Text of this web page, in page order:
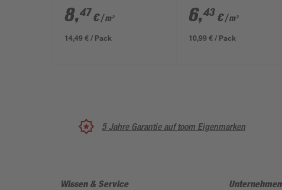
200 x 85,5 x 0,26 cm
8,47€/ m²
14,49 € / Pack
schwarz 200 x 85,5 x
0,26 cm
6,43 €/ m²
10,99 € / Pack
5 Jahre Garantie auf toom Eigenmarken
Wissen & Service Unternehmen